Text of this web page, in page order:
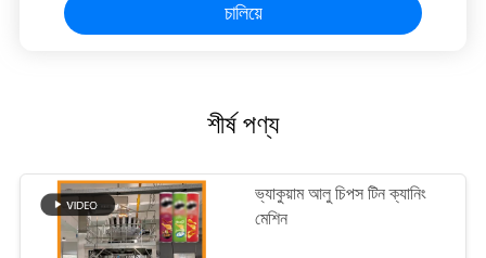
চালিয়ে
শীর্ষ পণ্য
ভ্যাকুয়াম আলু চিপস টিন ক্যানিং
মেশিন